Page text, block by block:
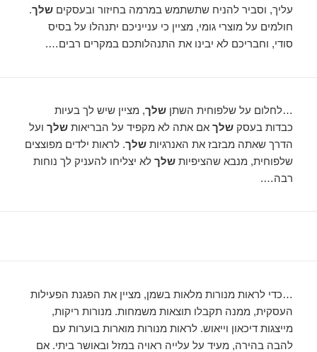
עליך, וסביר להניח שתשתמש במרמה בחיזור ובעסקיםשלך.
חולמים על מוצרי גומי, מציין כי ענייניכם יתנהלו על בסיס
סודי, וחבריכם לא יבינו את התנהלותכם במקרים רבים….
…לחלום על שלפוחית ​​השתןשלך, מציין שיש לך בעיות
כבדות בעסקשלך אם אתה לא מקפיד על הבריאותשלך ועל
הדרך שאתה מבזבז את האנרגיותשלך. לראות ילדים מפוצצים
שלפוחית, מנבא שהציפיותשלך לא יצליחו להעניק לך נוחות
רבה….
…כדי לראות מנורות מלאות בשמן, מציין את הפגנת הפעילות
העסקית, ממנה תקבלו תוצאות משמחות. מנורות ריקות,
מייצגות דיכאון וייאוש. לראות מנורות מוארות בוערות עם
להבה בהירה, מעיד על עלייה ראויה במזל ובאושר ביתי. אם